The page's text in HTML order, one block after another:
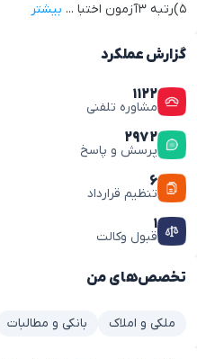
۵)رتبه ۳آزمون اختبا
... بیشتر
گزارش عملکرد
۱۱۲۲
مشاوره تلفنی
۲۹۷۲
پرسش و پاسخ
۶
تنظیم قرارداد
۱
قبول وکالت
تخصص‌های من
ملکی و املاک بانکی و مطالبات